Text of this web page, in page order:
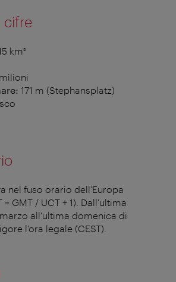
cifre
km²
171 m (Stephansplatz)
nel fuso orario dell'Europa
= GMT / UCT + 1). Dall'ultima
all'ultima domenica di
l'ora legale (CEST).